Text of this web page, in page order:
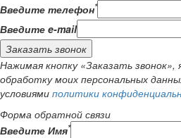
Введите телефон*
Введите e-mail
Заказать звонок
Нажимая кнопку «Заказать звонок»,
обработку моих персональных
условиями политики
Форма обратной связи
Введите Имя*